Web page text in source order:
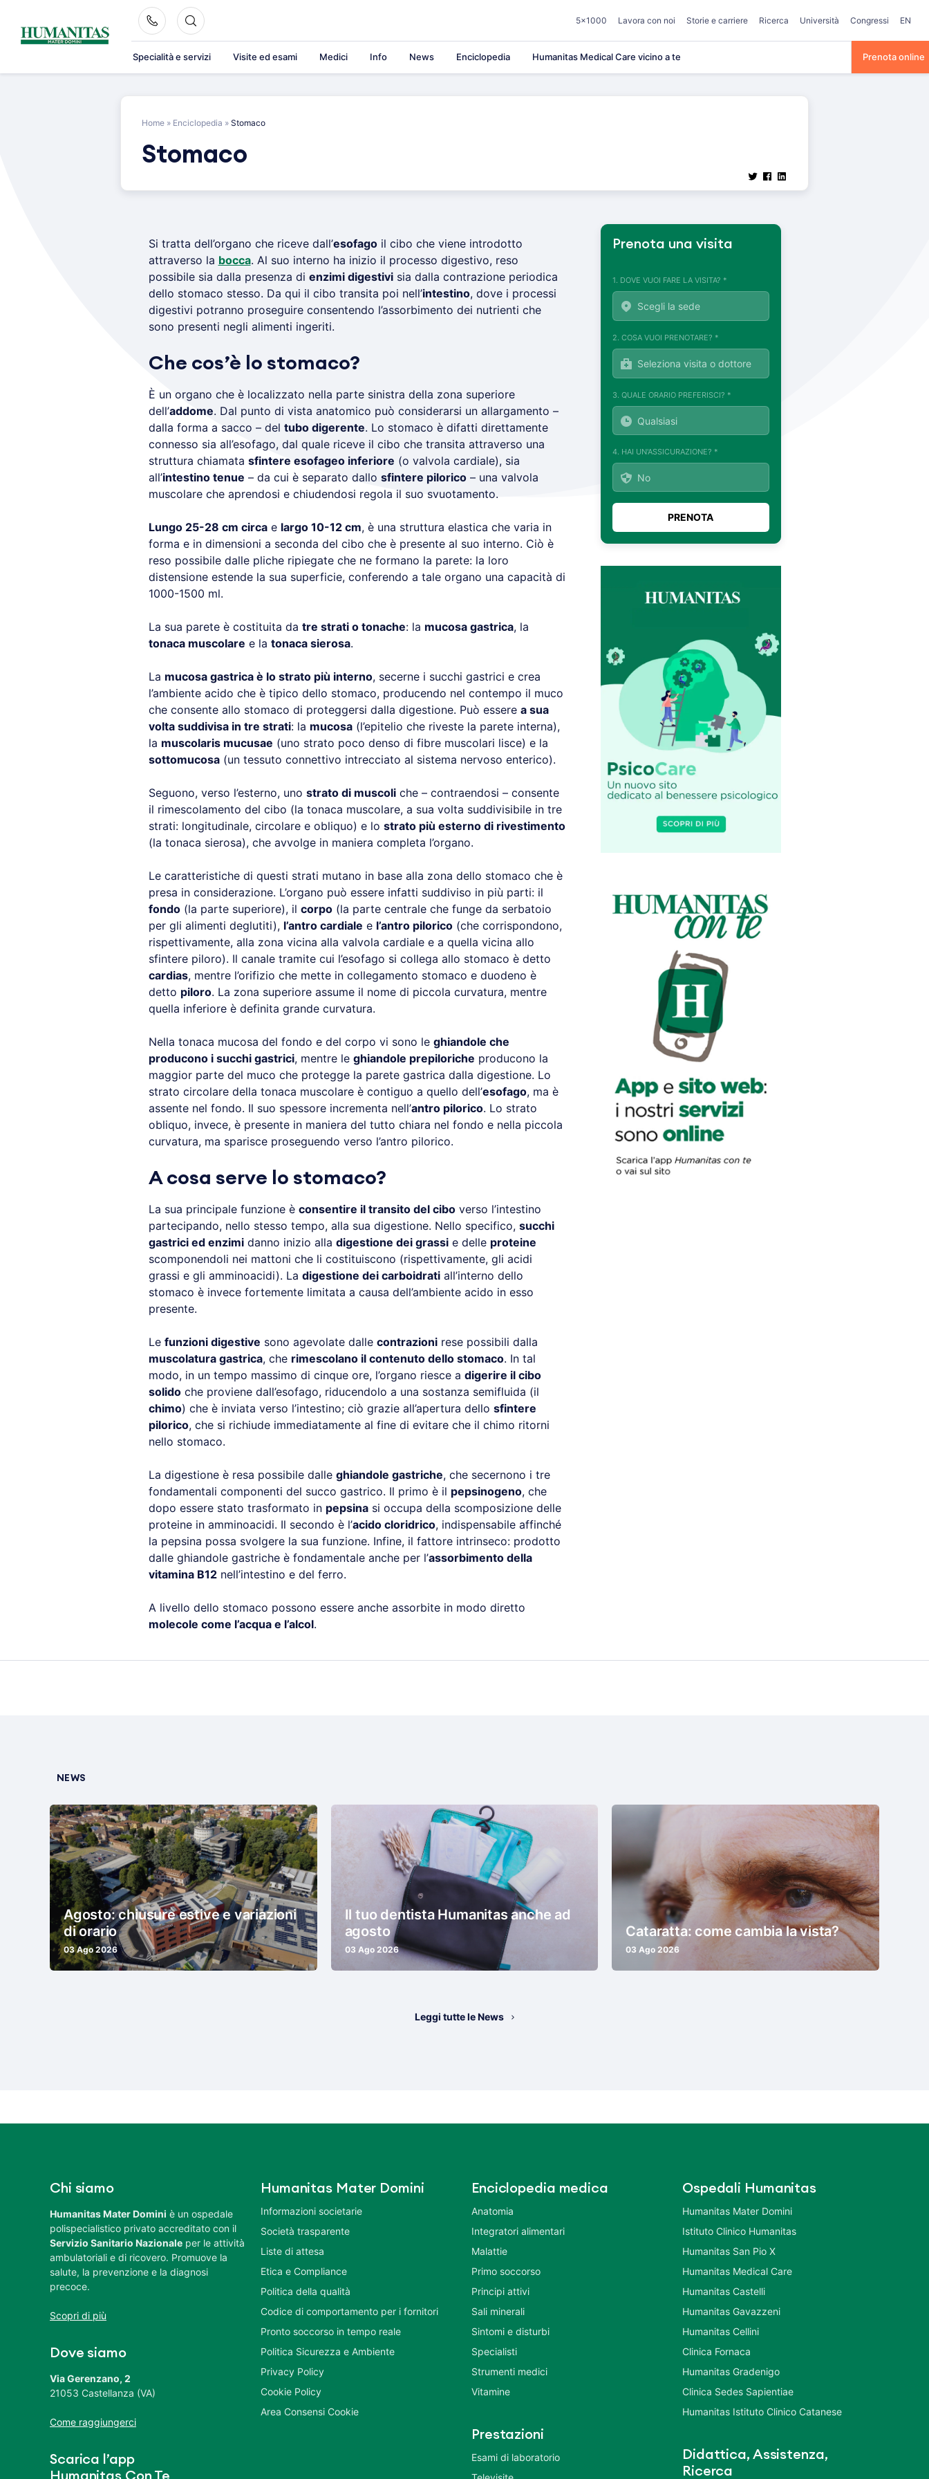
content
5×1000 Lavora con noi Storie e carriere Ricerca Università Congressi EN
Specialità e servizi Visite ed esami Medici Info News Enciclopedia Humanitas Medical Care vicino a te Prenota online
Home » Enciclopedia » Stomaco
Stomaco
Si tratta dell’organo che riceve dall’esofagoil cibo che viene introdotto
attraverso la bocca. Al suo interno ha inizio il processo digestivo, reso
possibile sia dalla presenza di enzimi digestivisia dalla contrazione periodica
dello stomaco stesso. Da qui il cibo transita poi nell’intestino, dove i processi
digestivi potranno proseguire consentendo l’assorbimento dei nutrienti che
sono presenti negli alimenti ingeriti.
Che cos’è lo stomaco?
È un organo che è localizzato nella parte sinistra della zona superiore
dell’addome. Dal punto di vista anatomico può considerarsi un allargamento –
dalla forma a sacco – del tubo digerente. Lo stomaco è difatti direttamente
connesso sia all’esofago, dal quale riceve il cibo che transita attraverso una
struttura chiamata sfintere esofageo inferiore (o valvola cardiale), sia
all’intestino tenue – da cui è separato dallo sfintere pilorico– una valvola
muscolare che aprendosi e chiudendosi regola il suo svuotamento.
Lungo 25-28 cm circae largo 10-12 cm, è una struttura elastica che varia in
forma e in dimensioni a seconda del cibo che è presente al suo interno. Ciò è
reso possibile dalle pliche ripiegate che ne formano la parete: la loro
distensione estende la sua superficie, conferendo a tale organo una capacità di
1000-1500 ml.
La sua parete è costituita da tre strati o tonache: la mucosa gastrica, la
tonaca muscolare e la tonaca sierosa.
La mucosa gastrica è lo strato più interno, secerne i succhi gastrici e crea
l’ambiente acido che è tipico dello stomaco, producendo nel contempo il muco
che consente allo stomaco di proteggersi dalla digestione. Può essere a sua
volta suddivisa in tre strati: la mucosa(l’epitelio che riveste la parete interna),
la muscolaris mucusae (uno strato poco denso di fibre muscolari lisce) e la
sottomucosa(un tessuto connettivo intrecciato al sistema nervoso enterico).
Seguono, verso l’esterno, uno strato di muscoliche – contraendosi – consente
il rimescolamento del cibo (la tonaca muscolare, a sua volta suddivisibile in tre
strati: longitudinale, circolare e obliquo) e lo strato più esterno di rivestimento
(la tonaca sierosa), che avvolge in maniera completa l’organo.
Le caratteristiche di questi strati mutano in base alla zona dello stomaco che è
presa in considerazione. L’organo può essere infatti suddiviso in più parti: il
fondo(la parte superiore), il corpo(la parte centrale che funge da serbatoio
per gli alimenti deglutiti), l’antro cardiale e l’antro pilorico(che corrispondono,
rispettivamente, alla zona vicina alla valvola cardiale e a quella vicina allo
sfintere piloro). Il canale tramite cui l’esofago si collega allo stomaco è detto
cardias, mentre l’orifizio che mette in collegamento stomaco e duodeno è
detto piloro. La zona superiore assume il nome di piccola curvatura, mentre
quella inferiore è definita grande curvatura.
Nella tonaca mucosa del fondo e del corpo vi sono le ghiandole che
producono i succhi gastrici, mentre le ghiandole prepiloriche producono la
maggior parte del muco che protegge la parete gastrica dalla digestione. Lo
strato circolare della tonaca muscolare è contiguo a quello dell’esofago, ma è
assente nel fondo. Il suo spessore incrementa nell’antro pilorico. Lo strato
obliquo, invece, è presente in maniera del tutto chiara nel fondo e nella piccola
curvatura, ma sparisce proseguendo verso l’antro pilorico.
A cosa serve lo stomaco?
La sua principale funzione è consentire il transito del ciboverso l’intestino
partecipando, nello stesso tempo, alla sua digestione. Nello specifico, succhi
gastrici ed enzimidanno inizio alla digestione dei grassie delle proteine
scomponendoli nei mattoni che li costituiscono (rispettivamente, gli acidi
grassi e gli amminoacidi). La digestione dei carboidratiall’interno dello
stomaco è invece fortemente limitata a causa dell’ambiente acido in esso
presente.
Le funzioni digestive sono agevolate dalle contrazionirese possibili dalla
muscolatura gastrica, che rimescolano il contenuto dello stomaco. In tal
modo, in un tempo massimo di cinque ore, l’organo riesce a digerire il cibo
solidoche proviene dall’esofago, riducendolo a una sostanza semifluida (il
chimo) che è inviata verso l’intestino; ciò grazie all’apertura dello sfintere
pilorico, che si richiude immediatamente al fine di evitare che il chimo ritorni
nello stomaco.
La digestione è resa possibile dalle ghiandole gastriche, che secernono i tre
fondamentali componenti del succo gastrico. Il primo è il pepsinogeno, che
dopo essere stato trasformato in pepsinasi occupa della scomposizione delle
proteine in amminoacidi. Il secondo è l’acido cloridrico, indispensabile affinché
la pepsina possa svolgere la sua funzione. Infine, il fattore intrinseco: prodotto
dalle ghiandole gastriche è fondamentale anche per l’assorbimento della
vitamina B12nell’intestino e del ferro.
A livello dello stomaco possono essere anche assorbite in modo diretto
molecole come l’acqua e l’alcol.
Prenota una visita
1. DOVE VUOI FARE LA VISITA? *
2. COSA VUOI PRENOTARE? *
3. QUALE ORARIO PREFERISCI? *
4. HAI UN'ASSICURAZIONE? *
NEWS
Agosto: chiusure estive e variazioni
di orario
03 Ago 2026
Il tuo dentista Humanitas anche ad
agosto
03 Ago 2026
Cataratta: come cambia la vista?
03 Ago 2026
Leggi tutte le News
Chi siamo
Humanitas Mater Domini è un ospedale
polispecialistico privato accreditato con il
Servizio Sanitario Nazionale per le attività
ambulatoriali e di ricovero. Promuove la
salute, la prevenzione e la diagnosi
precoce.
Scopri di più
Dove siamo
Via Gerenzano, 2
21053 Castellanza (VA)
Come raggiungerci
Scarica l’app
Humanitas Con Te
Humanitas Mater Domini
Informazioni societarie
Società trasparente
Liste di attesa
Etica e Compliance
Politica della qualità
Codice di comportamento per i fornitori
Pronto soccorso in tempo reale
Politica Sicurezza e Ambiente
Privacy Policy
Cookie Policy
Area Consensi Cookie
Enciclopedia medica
Anatomia
Integratori alimentari
Malattie
Primo soccorso
Principi attivi
Sali minerali
Sintomi e disturbi
Specialisti
Strumenti medici
Vitamine
Prestazioni
Esami di laboratorio
Ospedali Humanitas
Humanitas Mater Domini
Istituto Clinico Humanitas
Humanitas San Pio X
Humanitas Medical Care
Humanitas Castelli
Humanitas Gavazzeni
Humanitas Cellini
Clinica Fornaca
Humanitas Gradenigo
Clinica Sedes Sapientiae
Humanitas Istituto Clinico Catanese
Didattica, Assistenza,
Ricerca